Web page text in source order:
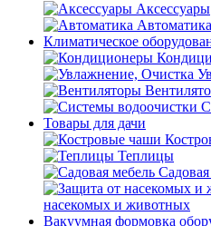
Аксессуары
Автоматика
Климатическое
Товары для дачи
Теплицы
насекомых и животных
Вакуумная формовка